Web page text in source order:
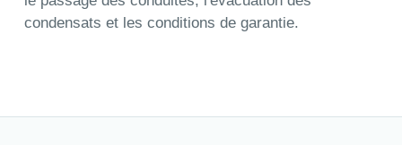
condensats et les conditions de garantie.